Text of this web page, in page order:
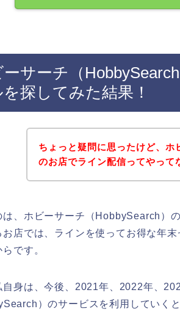
サーチ（
探してみた結果！
ちょっと疑問に思ったけど、
のお店でライン配信ってやって
は、ホビーサーチ（HobbySearch）
お店では、ラインを使ってお得な年
です。
自身は、今後、2021年、2022年、
）のサービスを利用していく